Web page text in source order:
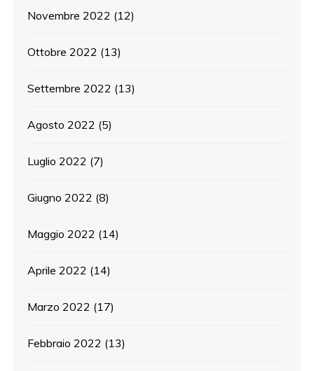
Novembre 2022 (12)
Ottobre 2022 (13)
Settembre 2022 (13)
Agosto 2022 (5)
Luglio 2022 (7)
Giugno 2022 (8)
Maggio 2022 (14)
Aprile 2022 (14)
Marzo 2022 (17)
Febbraio 2022 (13)